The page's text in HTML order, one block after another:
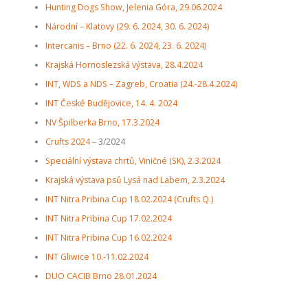
Hunting Dogs Show, Jelenia Góra, 29.06.2024
Národní – Klatovy (29. 6. 2024, 30. 6. 2024)
Intercanis – Brno (22. 6. 2024, 23. 6. 2024)
Krajská Hornoslezská výstava, 28.4.2024
INT, WDS a NDS – Zagreb, Croatia (24.-28.4.2024)
INT České Budějovice, 14. 4. 2024
NV Špilberka Brno, 17.3.2024
Crufts 2024– 3/2024
Speciální výstava chrtů, Viničné (SK), 2.3.2024
Krajská výstava psů Lysá nad Labem, 2.3.2024
INT Nitra Pribina Cup 18.02.2024 (Crufts Q.)
INT Nitra Pribina Cup 17.02.2024
INT Nitra Pribina Cup 16.02.2024
INT Gliwice 10.-11.02.2024
DUO CACIB Brno 28.01.2024